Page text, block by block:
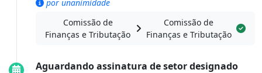
por unanimidade
Comissão de
Finanças e Tributação
Comissão de
Finanças e Tributação
Aguardando assinatura de setor designado